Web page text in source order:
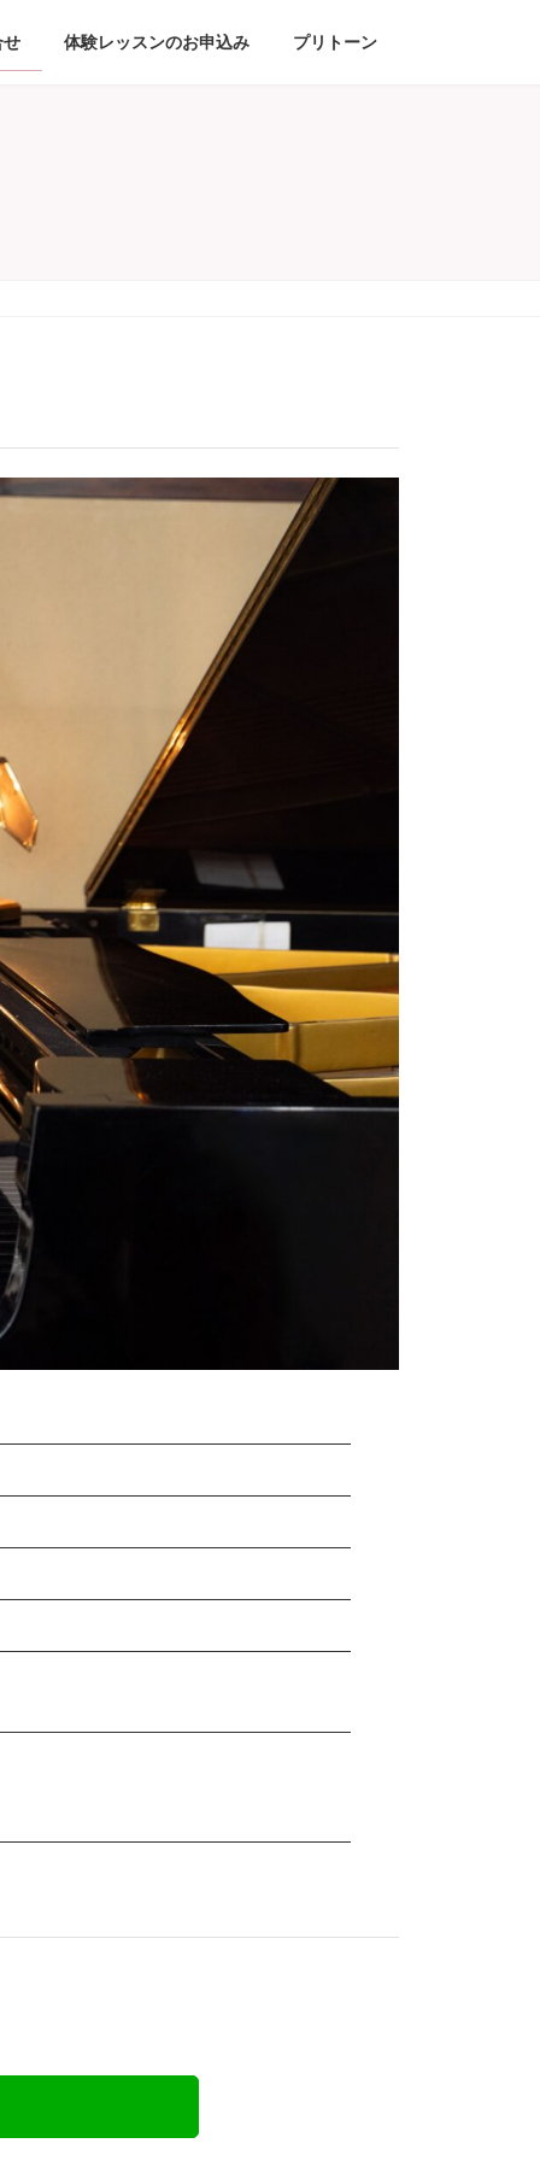
せ 体験レッスンのお申込み プリトーン